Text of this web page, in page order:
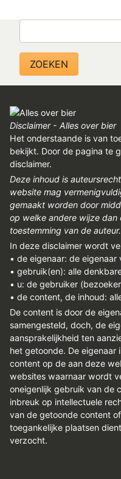
Disclaimer - Alles over bier
Het onderstaande is van
bekijkt. Door de pagina te
disclaimer.
Deze inhoud is
website mag
gemaakt worden door
op welke andere wijze
toestemming van de auteur.
In deze disclaimer wordt
• de eigenaar: de eigenaar
• gebruik(en): alle
• u: de gebruiker
• de content, de inhoud:
De content is door de
samengesteld, doch, de
aansprakelijkheid ten
het getoonde. De
content op de aan deze
websites waarnaar wordt
oneigenlijk gebruik van de
inbreuk op intellectuele
van de getoonde content
toegankelijke plaatsen
verzocht.